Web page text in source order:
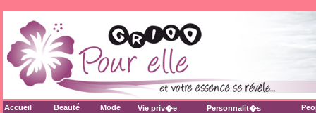
Accueil Beauté Mode Vie priv�e Personnalit�s